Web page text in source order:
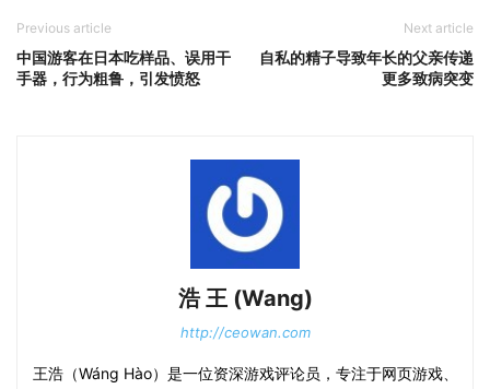
Previous article
中国游客在日本吃样品、误用干
手器，行为粗鲁，引发愤怒
Next article
自私的精子导致年长的父亲传递
更多致病突变
浩 王 (Wang)
http://ceowan.com
王浩（Wáng Hào）是一位资深游戏评论员，专注于网页游戏、